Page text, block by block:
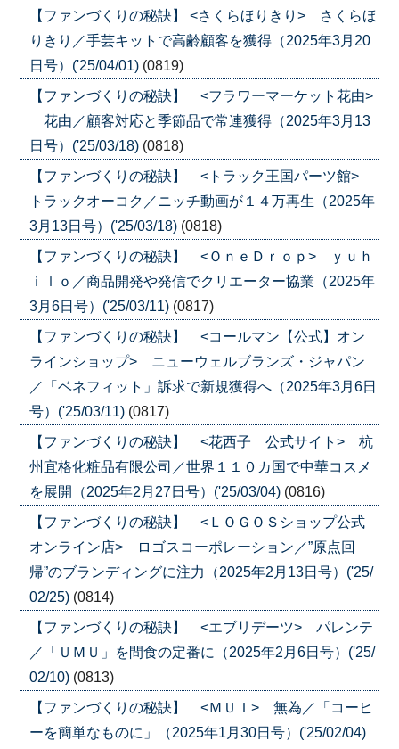
【ファンづくりの秘訣】 <さくらほりきり> さくらほ
りきり／手芸キットで高齢顧客を獲得（2025年3月20
日号）('25/04/01) (0819)
【ファンづくりの秘訣】 <フラワーマーケット花由>
花由／顧客対応と季節品で常連獲得（2025年3月13
日号）('25/03/18) (0818)
【ファンづくりの秘訣】 <トラック王国パーツ館>
トラックオーコク／ニッチ動画が１４万再生（2025年
3月13日号）('25/03/18) (0818)
【ファンづくりの秘訣】 <ＯｎｅＤｒｏｐ> ｙｕｈ
ｉｌｏ／商品開発や発信でクリエーター協業（2025年
3月6日号）('25/03/11) (0817)
【ファンづくりの秘訣】 <コールマン【公式】オン
ラインショップ> ニューウェルブランズ・ジャパン
／「ベネフィット」訴求で新規獲得へ（2025年3月6日
号）('25/03/11) (0817)
【ファンづくりの秘訣】 <花西子 公式サイト> 杭
州宜格化粧品有限公司／世界１１０カ国で中華コスメ
を展開（2025年2月27日号）('25/03/04) (0816)
【ファンづくりの秘訣】 <ＬＯＧＯＳショップ公式
オンライン店> ロゴスコーポレーション／”原点回
帰”のブランディングに注力（2025年2月13日号）('25/
02/25) (0814)
【ファンづくりの秘訣】 <エブリデーツ> パレンテ
／「ＵＭＵ」を間食の定番に（2025年2月6日号）('25/
02/10) (0813)
【ファンづくりの秘訣】 <ＭＵＩ> 無為／「コーヒ
ーを簡単なものに」（2025年1月30日号）('25/02/04)